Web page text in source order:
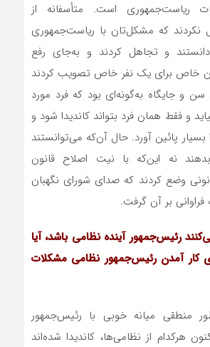
ریاست‌جمهوری است. متأسفانه از
نکردند که مشکل‌تان با ریاست‌جمهوری
و تجاهل کردند و به‌جای رفع
خاص برای یک نفر خاص تصویب کردند
و جایگاه به‌گونه‌ای بود که فرد مورد
و فقط همان فرد بتواند کاندیدا شود و
پائین آورد. حال آن‌که می‌توانستند
نه این‌که با نیت اصلاح قانون
وضع کردند که صدای شورای نگهبان
فراوانی بر آن گرفت.
رئیس‌جمهور آینده نظامی باشد، آیا
کار آمدن رئیس‌جمهور نظامی مشکلات
منطقی میانه خوبی با رئیس‌جمهور
هرکدام از نظامی‌ها، کاندیدا شده‌اند